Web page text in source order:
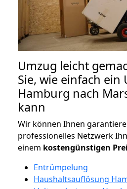
Umzug leicht
Sie, wie einfach ein
Hamburg nach
kann
Wir können Ihnen
professionelles Netzwerk
einem kostengünstigen
Entrümpelung
Haushaltsauflösung